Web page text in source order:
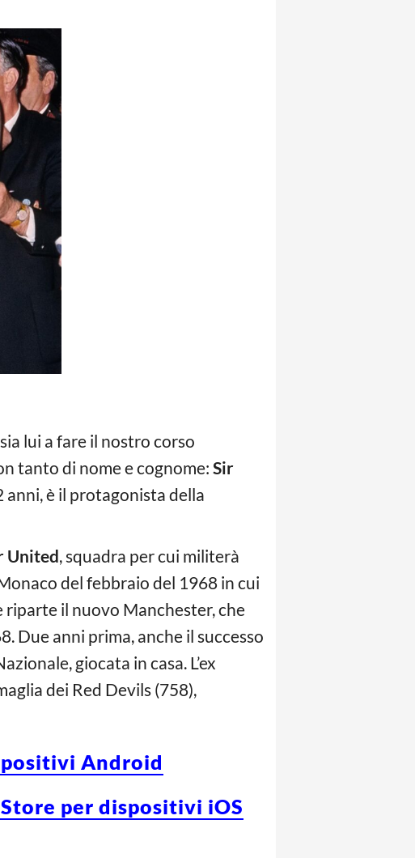
lui a fare il nostro corso
tanto di nome e cognome: Sir
anni, è il protagonista della
United, squadra per cui militerà
del febbraio del 1968 in cui
il nuovo Manchester, che
Due anni prima, anche il successo
giocata in casa. L’ex
dei Red Devils (758),
Android
Store per dispositivi iOS